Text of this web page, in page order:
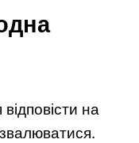
на